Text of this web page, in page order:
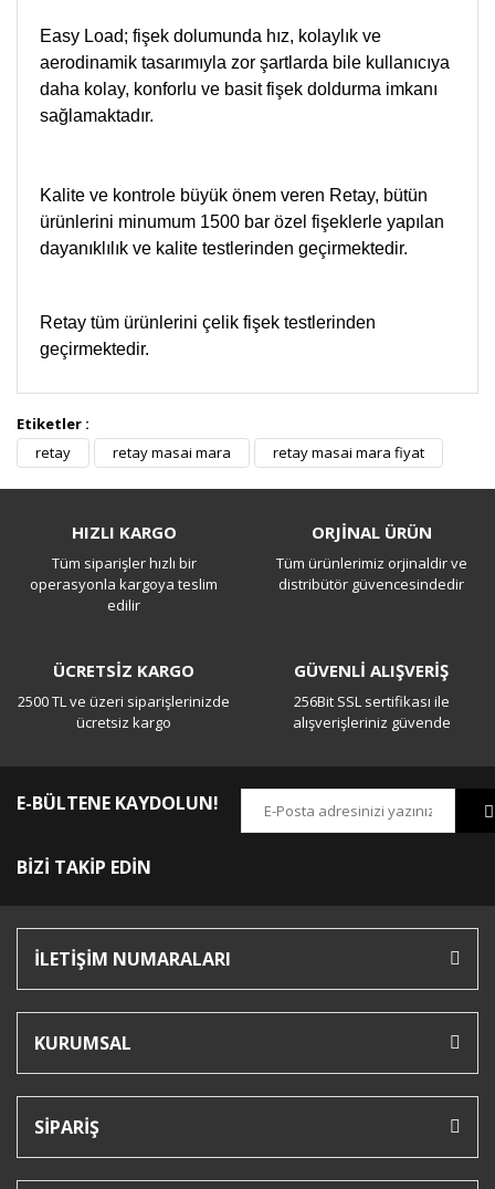
Easy Load; fişek dolumunda hız, kolaylık ve
aerodinamik tasarımıyla zor şartlarda bile kullanıcıya
daha kolay, konforlu ve basit fişek doldurma imkanı
sağlamaktadır.
Kalite ve kontrole büyük önem veren Retay, bütün
ürünlerini minumum 1500 bar özel fişeklerle yapılan
dayanıklılık ve kalite testlerinden geçirmektedir.
Retay tüm ürünlerini çelik fişek testlerinden
geçirmektedir.
Satılık 2. El
Aynısından var faturalı kutulu hediyeli hiç kullanılmamış
Ferdi Terzi | 18/11/2021
Etiketler :
retay
retay masai mara retay masai mara fiyat
HIZLI KARGO
Tüm siparişler hızlı bir
operasyonla kargoya teslim
edilir
ORJİNAL ÜRÜN
Tüm ürünlerimiz orjinaldir ve
distribütör güvencesindedir
ÜCRETSİZ KARGO
2500 TL ve üzeri siparişlerinizde
ücretsiz kargo
GÜVENLİ ALIŞVERİŞ
256Bit SSL sertifikası ile
alışverişleriniz güvende
E-BÜLTENE KAYDOLUN!
BİZİ TAKİP EDİN
İLETİŞİM NUMARALARI
KURUMSAL
SİPARİŞ